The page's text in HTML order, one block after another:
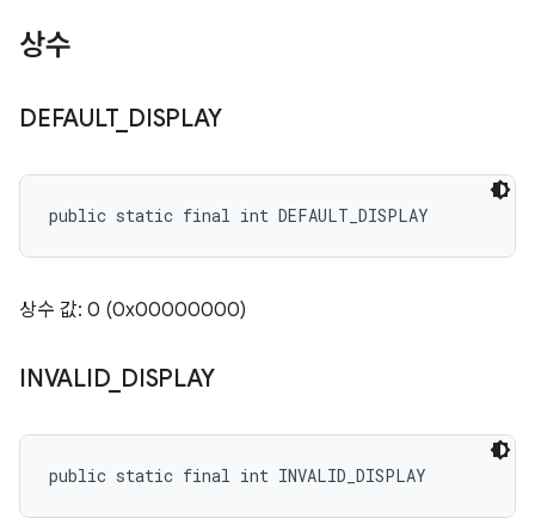
상수
DEFAULT_ DISPLAY
public static final int DEFAULT_DISPLAY
상수 값: 0 (0x00000000)
INVALID_ DISPLAY
public static final int INVALID_DISPLAY